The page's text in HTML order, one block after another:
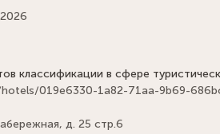
классификации в сфере
019e6330-1a82-71aa-9b69-
д. 25 стр.6